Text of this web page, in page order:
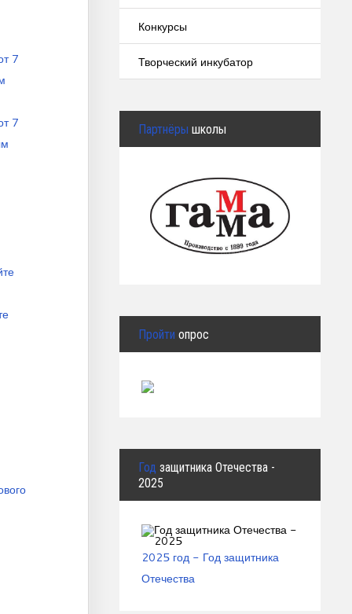
7
7
Конкурсы
Творческий инкубатор
Партнёры школы
Пройти опрос
Год защитника Отечества -
2025
2025 год - Год защитника
Отечества